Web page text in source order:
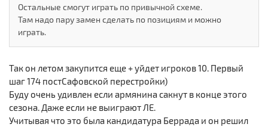
Остальные смогут играть по привычной схеме.
Там надо пару замен сделать по позициям и можно
играть.
Так он летом закупится еще + уйдет игроков 10. Первый
шаг 174 постСафовской перестройки)
Буду очень удивлен если армянина сакнут в конце этого
сезона. Даже если не выиграют ЛЕ.
Учитывая что это была кандидатура Беррада и он решил